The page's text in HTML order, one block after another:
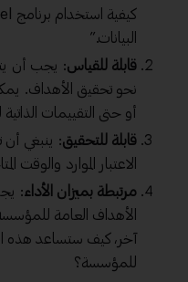
البيانات.”
قابلة للقياس: يجب أن
نحو تحقيق الأهداف.
أو حتى التقييمات
قابلة للتحقيق: ينبغي أن
الاعتبار الموارد والوقت
مرتبطة بميزان الأداء:
الأهداف العامة
آخر، كيف ستساعد هذه
للمؤسسة؟